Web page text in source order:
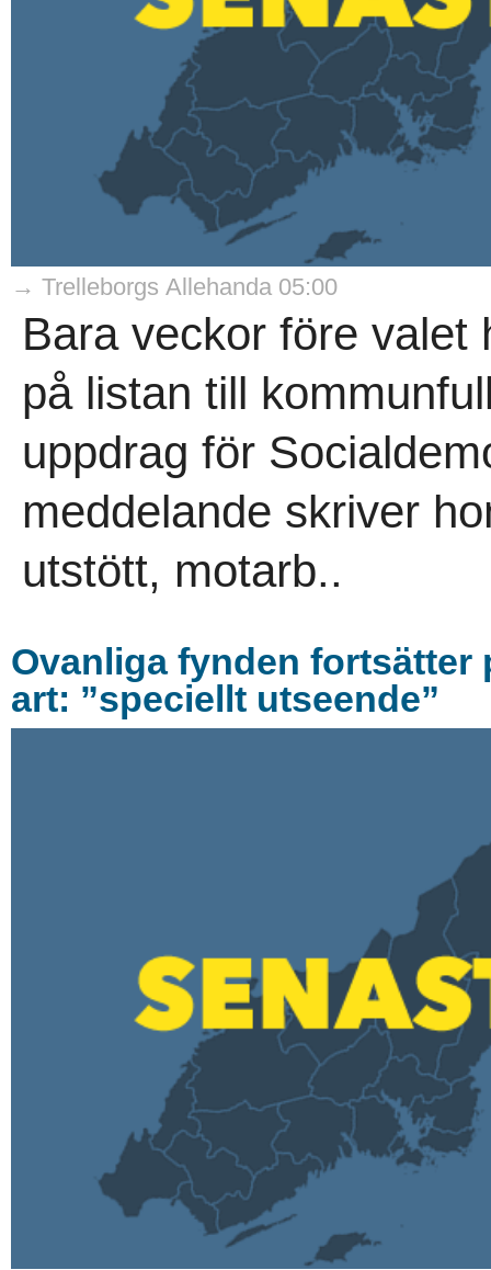
→ Trelleborgs Allehanda 05:00
Bara veckor före valet
på listan till
uppdrag för
meddelande skriver
utstött, motarb..
Ovanliga fynden fortsätter
art: ”speciellt utseende”